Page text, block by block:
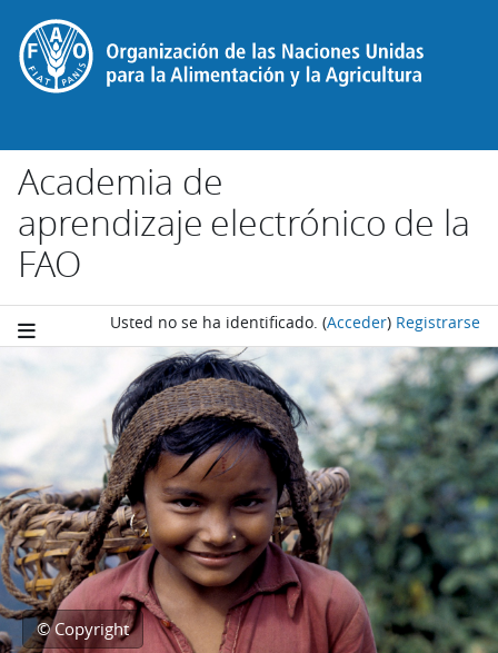
Salta al contenido principal
Academia de
aprendizaje electrónico de la
FAO
Usted no se ha identificado. (Acceder) Registrarse
© Copyright